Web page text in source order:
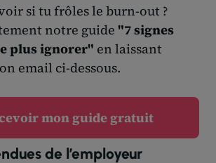
si tu frôles le burn-out ?
notre guide "7 signes
plus ignorer" en laissant
email ci-dessous.
mon guide gratuit
de l’employeur